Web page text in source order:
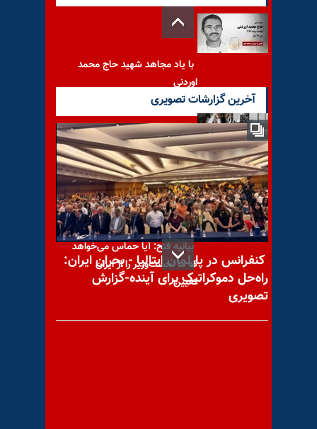
با یاد مجاهد شهید حاج محمد
اوردنی
طلوعی در زمستان
بیانیه فتح: آیا حماس می‌خواهد
که ما نخست‌وزیر را از ایران
تعیین
آخرین گزارشات تصویری
کنفرانس در پارلمان ایتالیا - بحران ایران:
راه‌حل دموکراتیک برای آینده-گزارش
تصویری